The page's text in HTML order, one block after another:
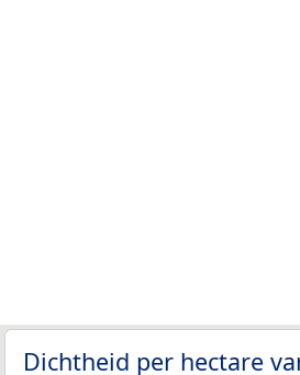
Dichtheid per hectare